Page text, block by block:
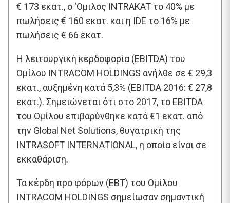
€ 173 εκατ., ο ‘Ομιλος INTRAKAT το 40% με
πωλήσεις € 160 εκατ. και η IDE το 16% με
πωλήσεις € 66 εκατ.
Η λειτουργική κερδοφορία (EBITDA) του
Ομίλου INTRACOM HOLDINGS ανήλθε σε € 29,3
εκατ., αυξημένη κατά 5,3% (EBITDA 2016: € 27,8
εκατ.). Σημειώνεται ότι στο 2017, το EBITDA
του Ομίλου επιβαρύνθηκε κατά €1 εκατ. από
την Global Net Solutions, θυγατρική της
INTRASOFT INTERNATIONAL, η οποία είναι σε
εκκαθάριση.
Τα κέρδη προ φόρων (EBT) του Ομίλου
INTRACOM HOLDINGS σημείωσαν σημαντική